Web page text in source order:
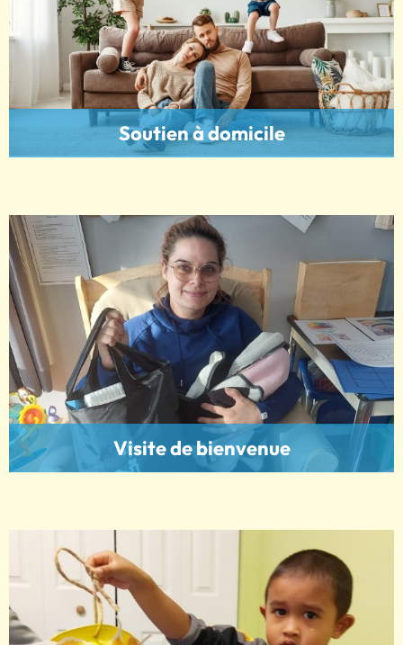
Soutien à domicile
Visite de bienvenue